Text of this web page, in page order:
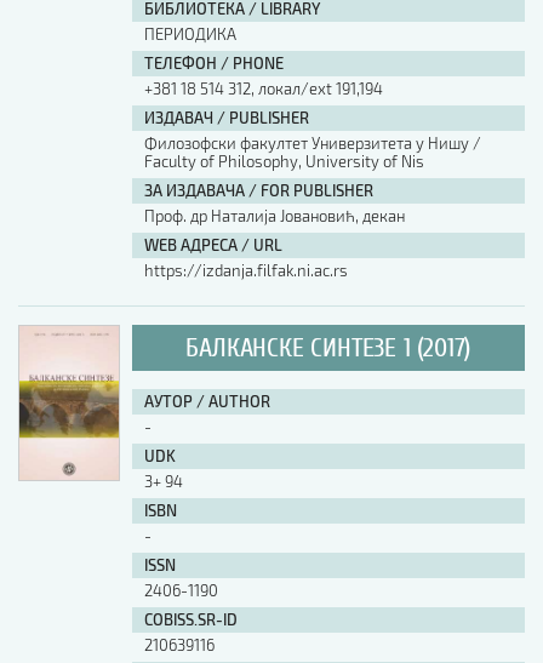
БИБЛИОТЕКА / LIBRARY
ПЕРИОДИКА
ТЕЛЕФОН / PHONE
+381 18 514 312, локал/ext 191,194
ИЗДАВАЧ / PUBLISHER
Филозофски факултет Универзитета у Нишу /
Faculty of Philosophy, University of Nis
ЗА ИЗДАВАЧА / FOR PUBLISHER
Проф. др Наталија Јовановић, декан
WEB АДРЕСА / URL
https://izdanja.filfak.ni.ac.rs
БАЛКАНСКЕ СИНТЕЗЕ 1 (2017)
АУТОР / AUTHOR
-
UDK
3+ 94
ISBN
-
ISSN
2406-1190
COBISS.SR-ID
210639116